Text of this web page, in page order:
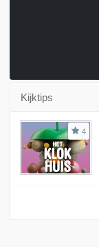
Kijktips
4